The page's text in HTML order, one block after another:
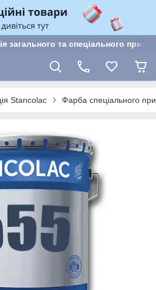
загального та спеціального
Stancolac Фарба спеціального